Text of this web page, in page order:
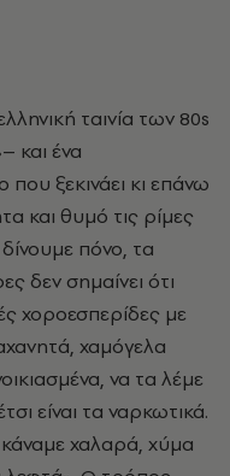
ταινία των 80s
και ένα
ξεκινάει κι επάνω
και θυμό τις ρίμες
πόνο, τα
δεν σημαίνει ότι
χοροεσπερίδες με
χαμόγελα
να τα λέμε
είναι τα ναρκωτικά.
κάναμε χαλαρά, χύμα